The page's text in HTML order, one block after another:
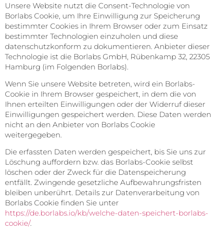
Unsere Website nutzt die Consent-Technologie von
Borlabs Cookie, um Ihre Einwilligung zur Speicherung
bestimmter Cookies in Ihrem Browser oder zum Einsatz
bestimmter Technologien einzuholen und diese
datenschutzkonform zu dokumentieren. Anbieter dieser
Technologie ist die Borlabs GmbH, Rübenkamp 32, 22305
Hamburg (im Folgenden Borlabs).
Wenn Sie unsere Website betreten, wird ein Borlabs-
Cookie in Ihrem Browser gespeichert, in dem die von
Ihnen erteilten Einwilligungen oder der Widerruf dieser
Einwilligungen gespeichert werden. Diese Daten werden
nicht an den Anbieter von Borlabs Cookie
weitergegeben.
Die erfassten Daten werden gespeichert, bis Sie uns zur
Löschung auffordern bzw. das Borlabs-Cookie selbst
löschen oder der Zweck für die Datenspeicherung
entfällt. Zwingende gesetzliche Aufbewahrungsfristen
bleiben unberührt. Details zur Datenverarbeitung von
Borlabs Cookie finden Sie unter
https://de.borlabs.io/kb/welche-daten-speichert-borlabs-
cookie/.